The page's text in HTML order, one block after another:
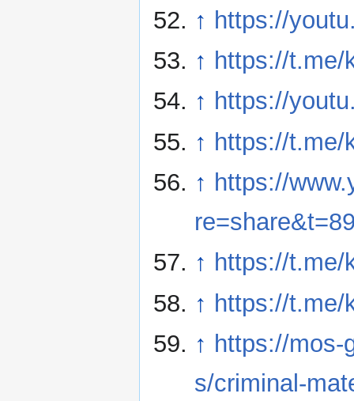
↑ https://
↑ https://t.me/
↑ https://
↑ https://t.me/
↑ https://
↑ https://t.me/
↑ https://t.me/
↑ https://mos-
s/criminal-